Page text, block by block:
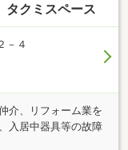
クミスペース
－４
介、リフォーム業を
入居中器具等の故障
さい。退去立ち合い